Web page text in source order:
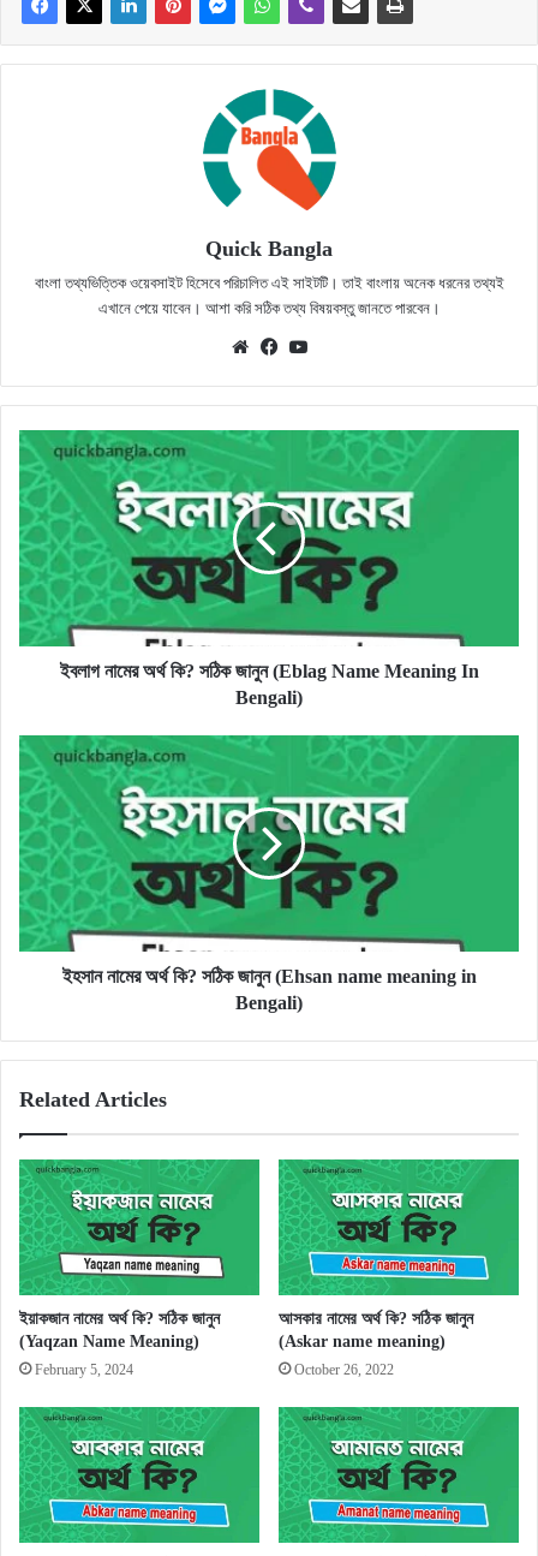
Quick Bangla
বাংলা তথ্যভিত্তিক ওয়েবসাইট হিসেবে পরিচালিত এই সাইটটি। তাই বাংলায় অনেক ধরনের তথ্যই
এখানে পেয়ে যাবেন। আশা করি সঠিক তথ্য বিষয়বস্তু জানতে পারবেন।
WebsiteFacebook
ইবলাগ
নামের
অর্থ
কি?
সঠিক
জানুন
(Eblag
Name
Meaning
ইবলাগ নামের অর্থ কি? সঠিক জানুন (Eblag Name Meaning In
Bengali)
ইহসান
নামের
অর্থ
কি?
সঠিক
জানুন
(Ehsan
name
meaning
ইহসান নামের অর্থ কি? সঠিক জানুন (Ehsan name meaning in
Bengali)
Related Articles
ইয়াকজান নামের অর্থ কি? সঠিক জানুন
(Yaqzan Name Meaning)
February 5, 2024
আসকার নামের অর্থ কি? সঠিক জানুন
(Askar name meaning)
October 26, 2022